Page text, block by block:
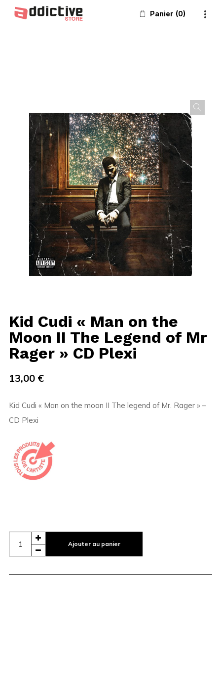
Panier 0
Kid Cudi « Man on the
Moon II The Legend of Mr
Rager » CD Plexi
13,00 €
Kid Cudi « Man on the moon II The legend of Mr. Rager » –
CD Plexi
Ajouter au panier